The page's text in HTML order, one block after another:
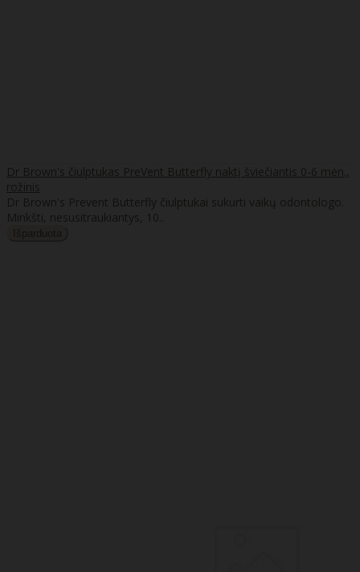
Dr Brown's čiulptukas PreVent Butterfly naktį šviečiantis 0-6 mėn.,
rožinis
Dr Brown's Prevent Butterfly čiulptukai sukurti vaikų odontologo.
Minkšti, nesusitraukiantys, 10..